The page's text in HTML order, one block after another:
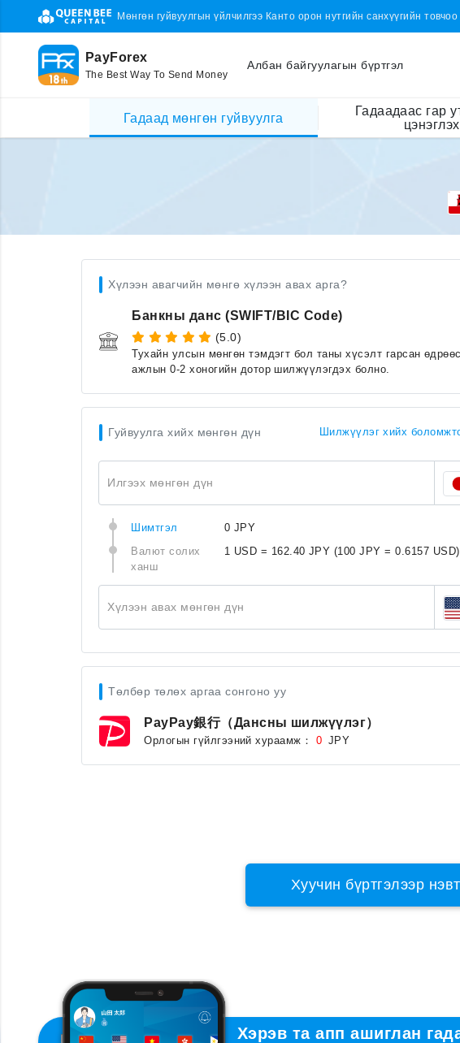
Мөнгөн гуйвуулгын үйлчилгээ Канто орон нутгийн санхүүгийн
PayForex
The Best Way To Send Money
Албан байгуулагын бүртгэл
Гадаад мөнгөн гуйвуулга
Гадаадаас гар
цэнэглэх
Хүлээн авагчийн мөнгө хүлээн авах арга?
Банкны данс (SWIFT/BIC Code)
(5.0)
Тухайн улсын мөнгөн тэмдэгт бол таны хүсэлт гарсан
ажлын 0-2 хоногийн дотор шилжүүлэгдэх болно.
Гуйвуулга хийх мөнгөн дүн Шилжүүлэг хийх
Илгээх мөнгөн дүн
Шимтгэл
0 JPY
Валют солих
ханш
1 USD = 162.40 JPY (100 JPY = 0.6157 USD)
Хүлээн авах мөнгөн дүн
Төлбөр төлөх аргаа сонгоно уу
PayPay銀行（Дансны шилжүүлэг）
Орлогын гүйлгээний хураамж： 0 JPY
Хуучин бүртгэлээр
Хэрэв та апп ашиглан